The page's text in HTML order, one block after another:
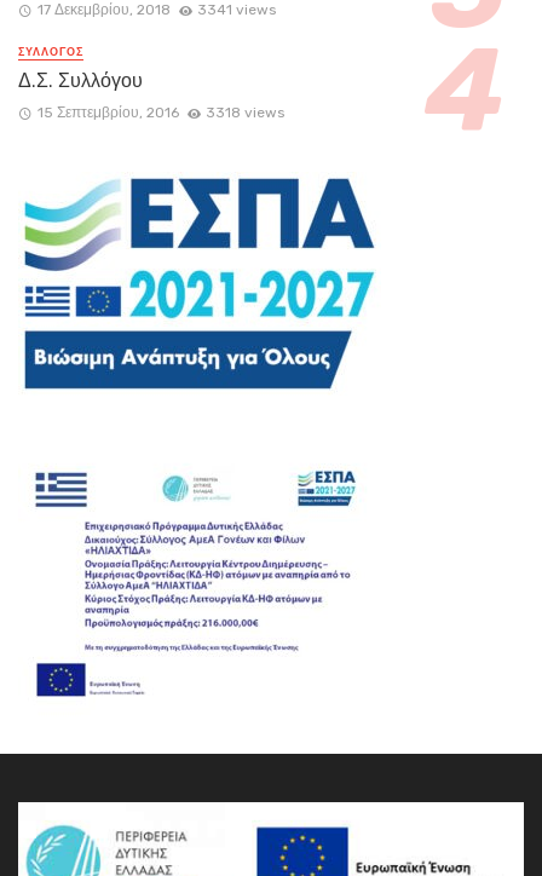
17 Δεκεμβρίου, 2018 3341 views
ΣΥΛΛΟΓΟΣ
Δ.Σ. Συλλόγου
15 Σεπτεμβρίου, 2016 3318 views